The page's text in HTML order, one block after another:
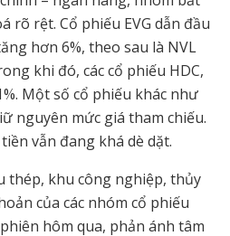
rõ rệt. Cổ phiếu EVG dẫn đầu
hơn 6%, theo sau là NVL
khi đó, các cổ phiếu HDC,
Một số cổ phiếu khác như
nguyên mức giá tham chiếu.
vẫn đang khá dè dặt.
thép, khu công nghiệp, thủy
của các nhóm cổ phiếu
hôm qua, phản ánh tâm